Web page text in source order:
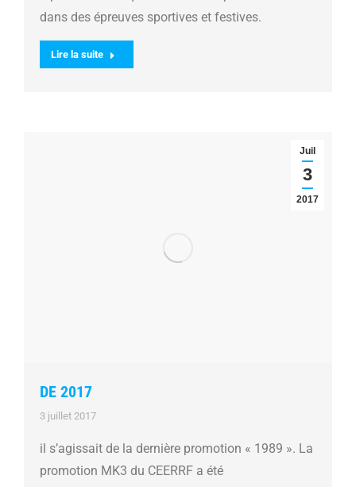
dans des épreuves sportives et festives.
Lire la suite
Juil
3
2017
DE 2017
3 juillet 2017
il s’agissait de la dernière promotion « 1989 ». La
promotion MK3 du CEERRF a été